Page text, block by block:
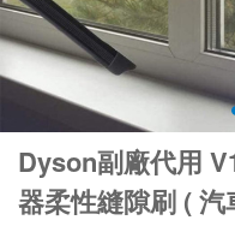
Dyson副廠代用
器柔性縫隙刷 ( 汽